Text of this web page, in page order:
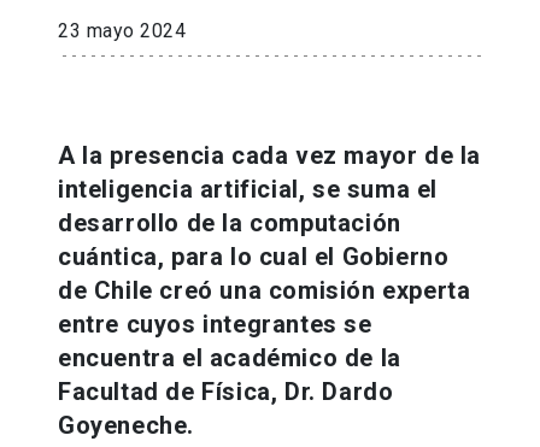
23 mayo 2024
A la presencia cada vez mayor de la
inteligencia artificial, se suma el
desarrollo de la computación
cuántica, para lo cual el Gobierno
de Chile creó una comisión experta
entre cuyos integrantes se
encuentra el académico de la
Facultad de Física, Dr. Dardo
Goyeneche.